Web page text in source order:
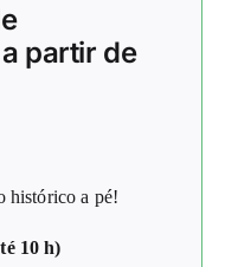
partir de
histórico a pé!
10 h)